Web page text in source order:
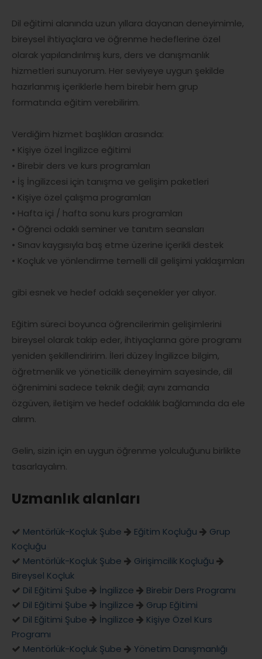
Dil eğitimi alanında uzun yıllara dayanan deneyimimle,
bireysel ihtiyaçlara ve öğrenme hedeflerine özel
olarak yapılandırılmış kurs, ders ve danışmanlık
hizmetleri sunuyorum. Her seviyeye uygun şekilde
hazırlanmış içeriklerle hem birebir hem grup
formatında eğitim verebilirim.
Verdiğim hizmet başlıkları arasında:
• Kişiye özel İngilizce eğitimi
• Birebir ders ve kurs programları
• İş İngilizcesi için tanışma ve gelişim paketleri
• Kişiye özel çalışma programları
• Hafta içi / hafta sonu kurs programları
• Öğrenci odaklı seminer ve tanıtım seansları
• Sınav kaygısıyla baş etme üzerine içerikli destek
• Koçluk ve yönlendirme temelli dil gelişimi yaklaşımları
gibi esnek ve hedef odaklı seçenekler yer alıyor.
Eğitim süreci boyunca öğrencilerimin gelişimlerini
bireysel olarak takip eder, ihtiyaçlarına göre programı
yeniden şekillendiririm. İleri düzey İngilizce bilgim,
öğretmenlik ve yöneticilik deneyimim sayesinde, dil
öğrenimini sadece teknik değil; aynı zamanda
özgüven, iletişim ve hedef odaklılık bağlamında da ele
alırım.
Gelin, sizin için en uygun öğrenme yolculuğunu birlikte
tasarlayalım.
Uzmanlık alanları
Mentörlük-Koçluk Şube Eğitim Koçluğu
Grup
Koçluğu
Mentörlük-Koçluk Şube
Girişimcilik Koçluğu
Bireysel Koçluk
Dil Eğitimi Şube
İngilizce
Birebir Ders Programı
Dil Eğitimi Şube
İngilizce
Grup Eğitimi
Dil Eğitimi Şube
İngilizce
Kişiye Özel Kurs
Programı
Mentörlük-Koçluk Şube
Yönetim Danışmanlığı